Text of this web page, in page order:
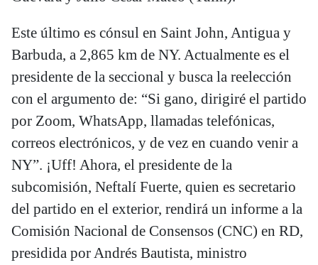
Este último es cónsul en Saint John, Antigua y
Barbuda, a 2,865 km de NY. Actualmente es el
presidente de la seccional y busca la reelección
con el argumento de: “Si gano, dirigiré el partido
por Zoom, WhatsApp, llamadas telefónicas,
correos electrónicos, y de vez en cuando venir a
NY”. ¡Uff! Ahora, el presidente de la
subcomisión, Neftalí Fuerte, quien es secretario
del partido en el exterior, rendirá un informe a la
Comisión Nacional de Consensos (CNC) en RD,
presidida por Andrés Bautista, ministro